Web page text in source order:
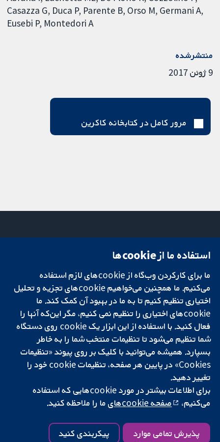
Casazza G Duca P Parente B Orso M Germani A
Eusebi P Montedori A
منتشرشده
9 ژوئن 2017
مرور کامل در کتابخانه کاکرین
تحقیقات قابل
اعتماد.
تصمیم‌گیری آگاهانه.
سلامت بهتر.
میدان کاوندیش
لندن
W1G 0AN
بریتانیا
دفتر رسانه‌ای
درباره ما
فرصت‌های
شغلی
Cochrane
Library
شبکه همکاری کاکرین، یک مؤسسه خیریه (شماره 1045921) و یک شرکت با
و ولز است. شماره ثبت مالیات بر ارزش افزوده: GB 718 2127 49.
کپی‌رایت © ۲۰۲۵ همکاری کاکرین
شرایط و ضوابط وب‌سایت|سلب مسئولیت|حریم خصوصی
کوکی‌ها| تنظیمات کوکی
استفاده ما از cookie‌ها
ما برای کارکردن وب‌گاه از cookie‌های لازم استفاده
می‌کنیم. ما همچنین می‌خواهیم cookie‌های تجزیه و تحلیل
اختیاری تنظیم کنیم تا به ما در بهبود آن کمک کند. ما
cookie‌های اختیاری را تنظیم نمی کنیم، مگر این‌که آنها را
فعال کنید. با استفاده از این ابزار یک cookie‌ روی دستگاه
شما تنظیم می‌شود تا تنظیمات منتخب شما را به خاطر
بسپارد. همیشه می‌توانید با کلیک بر روی پیوند «تنظیمات
Cookies» در پایین هر صفحه، تنظیمات cookie‌ خود را
تغییر دهید.
برای اطلاعات بیشتر در مورد cookie‌هایی که استفاده
می‌کنیم،
صفحه cookie‌های ما را ملاحظه کنید.
پذیرش تمامی موارد پیکربندی کنید